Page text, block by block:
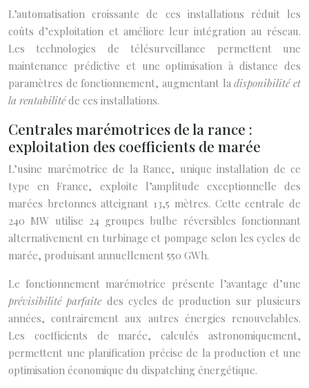
L’automatisation croissante de ces installations réduit les
coûts d’exploitation et améliore leur intégration au réseau.
Les technologies de télésurveillance permettent une
maintenance prédictive et une optimisation à distance des
paramètres de fonctionnement, augmentant ladisponibilité et
la rentabilitéde ces installations.
Centrales marémotrices de la rance :
exploitation des coefficients de marée
L’usine marémotrice de la Rance, unique installation de ce
type en France, exploite l’amplitude exceptionnelle des
marées bretonnes atteignant 13,5 mètres. Cette centrale de
240 MW utilise 24 groupes bulbe réversibles fonctionnant
alternativement en turbinage et pompage selon les cycles de
marée, produisant annuellement 550 GWh.
Le fonctionnement marémotrice présente l’avantage d’une
prévisibilité parfaite des cycles de production sur plusieurs
années, contrairement aux autres énergies renouvelables.
Les coefficients de marée, calculés astronomiquement,
permettent une planification précise de la production et une
optimisation économique du dispatching énergétique.